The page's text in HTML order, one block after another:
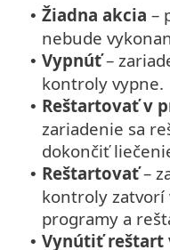
• Žiadna akcia –
nebude
• Vypnúť–
kontroly vypne.
• Reštartovať v
zariadenie sa
dokončiť
• Reštartovať–
kontroly zatvorí
programy a
• Vynútiť reštart